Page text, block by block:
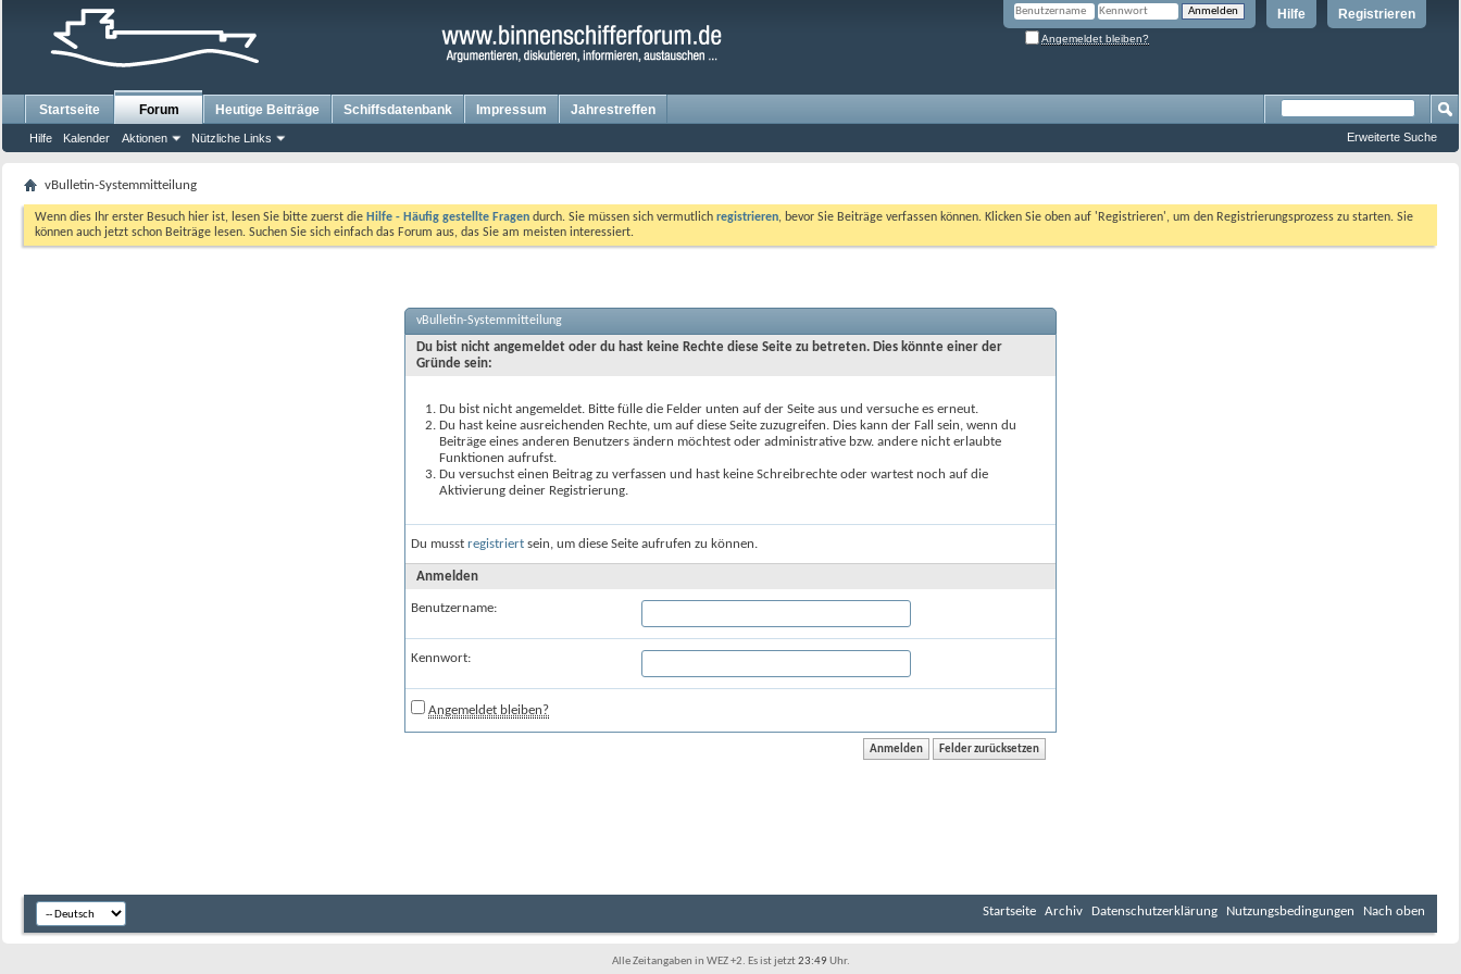
Registrieren
Hilfe
Angemeldet bleiben?
Startseite Forum
Hilfe Kalender Aktionen Nützliche Links
Heutige Beiträge Schiffsdatenbank Impressum Jahrestreffen
Erweiterte Suche
vBulletin-Systemmitteilung
Wenn dies Ihr erster Besuch hier ist, lesen Sie bitte zuerst die Hilfe - Häufig gestellte Fragen durch. Sie müssen sich vermutlich registrieren, bevor Sie Beiträge verfassen können. Klicken Sie oben auf 'Registrieren', um den Registrierungsprozess zu starten. Sie
können auch jetzt schon Beiträge lesen. Suchen Sie sich einfach das Forum aus, das Sie am meisten interessiert.
vBulletin-Systemmitteilung
Du bist nicht angemeldet oder du hast keine Rechte diese Seite zu betreten. Dies könnte einer der
Gründe sein:
Du bist nicht angemeldet. Bitte fülle die Felder unten auf der Seite aus und versuche es erneut.
Du hast keine ausreichenden Rechte, um auf diese Seite zuzugreifen. Dies kann der Fall sein, wenn du
Beiträge eines anderen Benutzers ändern möchtest oder administrative bzw. andere nicht erlaubte
Funktionen aufrufst.
Du versuchst einen Beitrag zu verfassen und hast keine Schreibrechte oder wartest noch auf die
Aktivierung deiner Registrierung.
Du musst registriert sein, um diese Seite aufrufen zu können.
Anmelden
Benutzername:
Kennwort:
Angemeldet bleiben?
Startseite Archiv Datenschutzerklärung Nutzungsbedingungen Nach oben
Alle Zeitangaben in WEZ +2. Es ist jetzt23:49Uhr.